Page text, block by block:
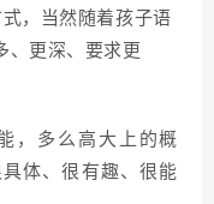
，当然随着孩子语
、更深、要求更
，多么高大上的概
体、很有趣、很能